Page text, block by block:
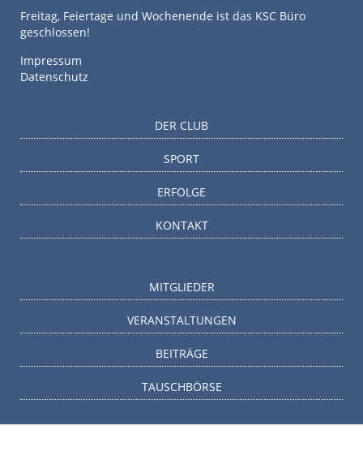
Freitag, Feiertage und Wochenende ist das KSC Büro
geschlossen!
Impressum
Datenschutz
DER CLUB
SPORT
ERFOLGE
KONTAKT
MITGLIEDER
VERANSTALTUNGEN
BEITRÄGE
TAUSCHBÖRSE